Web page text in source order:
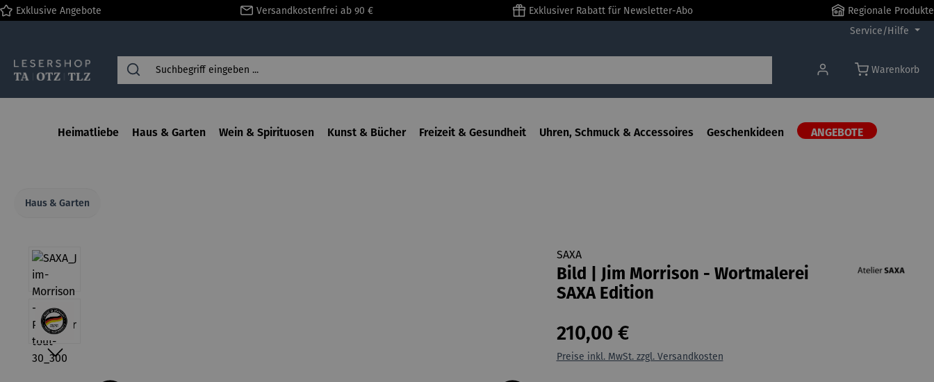
Zur Hauptnavigation springen
Exklusive Angebote Versandkostenfrei ab 90 € Exklusiver Rabatt für Newsletter-Abo
Regionale Produkte
Service/Hilfe
Warenkorb
Heimatliebe Haus & Garten Wein & Spirituosen Kunst & Bücher Freizeit & Gesundheit Uhren, Schmuck & Accessoires Geschenkideen ANGEBOTE
Haus & Garten
Bildergalerie überspringen SAXA
Bild | Jim Morrison - Wortmalerei
SAXA Edition
210,00 €
Preise inkl. MwSt. zzgl. Versandkosten